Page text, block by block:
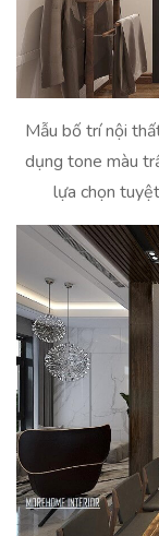
Mẫu bố trí nội
dụng tone màu
lựa chọn